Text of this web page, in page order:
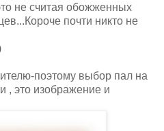
не считая обожженных
почти никто не
поэтому выбор пал на
, это изображение и